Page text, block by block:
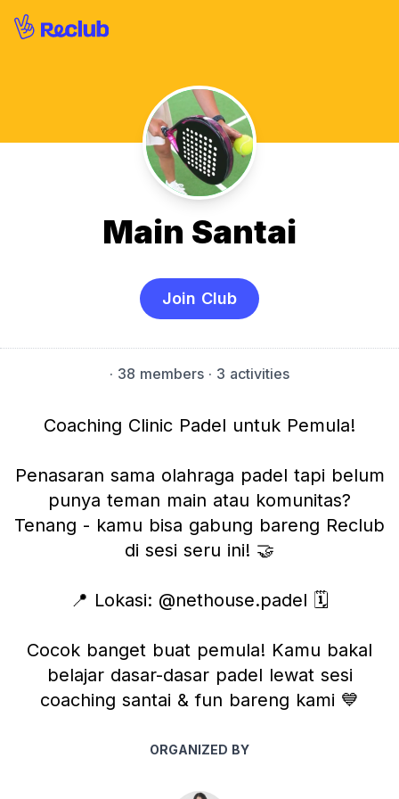
Main Santai
Join Club
· 38 members · 3 activities
Coaching Clinic Padel untuk Pemula!
Penasaran sama olahraga padel tapi belum
punya teman main atau komunitas?
Tenang - kamu bisa gabung bareng Reclub
di sesi seru ini! 🤝
📍 Lokasi: @nethouse.padel 🗓️
Cocok banget buat pemula! Kamu bakal
belajar dasar-dasar padel lewat sesi
coaching santai & fun bareng kami 💙
ORGANIZED BY